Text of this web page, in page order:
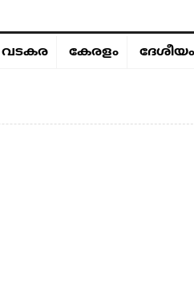
വടകര കേരളം ദേശീയം